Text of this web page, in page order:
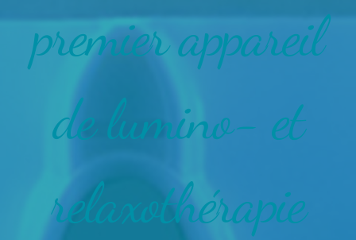
premier appareil
de lumino- et
relaxothérapie